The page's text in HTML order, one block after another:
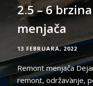
2.5 – 6
menjača
13 FEBRUARA, 2022
Remont menjača
remont, održavanje,